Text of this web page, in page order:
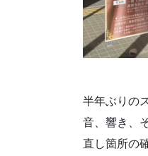
半年ぶりの
音、響き、
直し箇所の